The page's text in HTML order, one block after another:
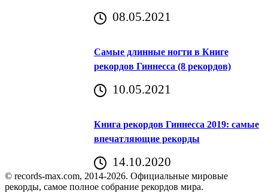
08.05.2021
Самые длинные ногти в Книге
рекордов Гиннесса (8 рекордов)
10.05.2021
Книга рекордов Гиннесса 2019: самые
впечатляющие рекорды
14.10.2020
© records-max.com, 2014-2026. Официальные мировые
рекорды, самое полное собрание рекордов мира.